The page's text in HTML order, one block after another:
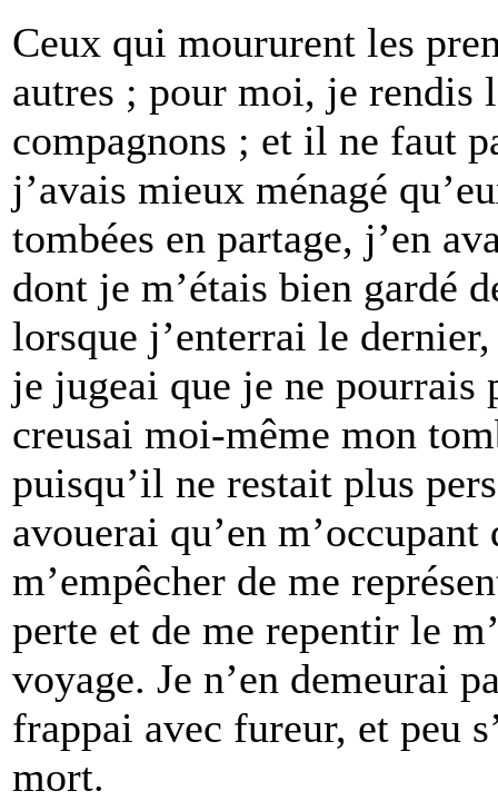
Ceux qui moururent les
autres ; pour moi, je rendis
compagnons ; et il ne faut
j’avais mieux ménagé
tombées en partage, j’en
dont je m’étais bien gardé
lorsque j’enterrai le
je jugeai que je ne pourrais
creusai moi-même mon
puisqu’il ne restait plus
avouerai qu’en
m’empêcher de me
perte et de me repentir le
voyage. Je n’en demeurai
frappai avec fureur, et peu
mort.